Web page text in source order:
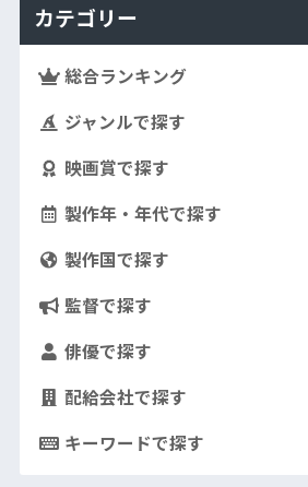
カテゴリー
総合ランキング
ジャンルで探す
映画賞で探す
製作年・年代で探す
製作国で探す
監督で探す
俳優で探す
配給会社で探す
キーワードで探す